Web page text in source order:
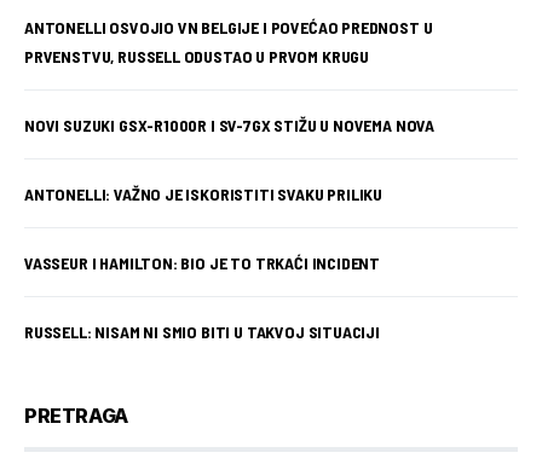
ANTONELLI OSVOJIO VN BELGIJE I POVEĆAO PREDNOST U
PRVENSTVU, RUSSELL ODUSTAO U PRVOM KRUGU
NOVI SUZUKI GSX-R1000R I SV-7GX STIŽU U NOVEMA NOVA
ANTONELLI: VAŽNO JE ISKORISTITI SVAKU PRILIKU
VASSEUR I HAMILTON: BIO JE TO TRKAĆI INCIDENT
RUSSELL: NISAM NI SMIO BITI U TAKVOJ SITUACIJI
PRETRAGA